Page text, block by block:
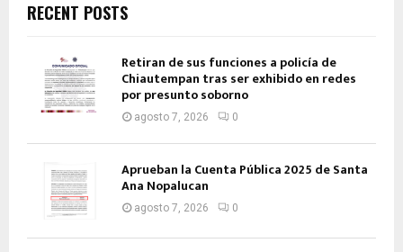
RECENT POSTS
Retiran de sus funciones a policía de
Chiautempan tras ser exhibido en redes
por presunto soborno
agosto 7, 2026 0
Aprueban la Cuenta Pública 2025 de Santa
Ana Nopalucan
agosto 7, 2026 0